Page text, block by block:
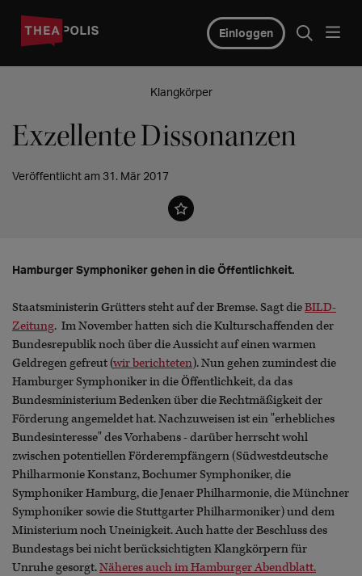
Einloggen
Klangkörper
Exzellente Dissonanzen
Veröffentlicht am 31. Mär 2017
Hamburger Symphoniker gehen in die Öffentlichkeit.
Staatsministerin Grütters steht auf der Bremse. Sagt dieBILD-
Zeitung. Im November hatten sich die Kulturschaffenden der
Bundesrepublik noch über die Aussicht auf einen warmen
Geldregen gefreut (wir berichteten). Nun gehen zumindest die
Hamburger Symphoniker in die Öffentlichkeit, da das
Bundesministerium Bedenken über die Rechtmäßigkeit der
Förderung angemeldet hat. Nachzuweisen ist ein "erhebliches
Bundesinteresse" des Vorhabens - darüber herrscht wohl
zwischen potentiellen Förderempfängern (Südwestdeutsche
Philharmonie Konstanz, Bochumer Symphoniker, die
Symphoniker Hamburg, die Jenaer Philharmonie, die Münchner
Symphoniker sowie die Stuttgarter Philharmoniker) und dem
Ministerium noch Uneinigkeit. Auch hatte der Beschluss des
Bundestags bei nicht berücksichtigten Klangkörpern für
Unruhe gesorgt.Näheres auch im Hamburger Abendblatt.